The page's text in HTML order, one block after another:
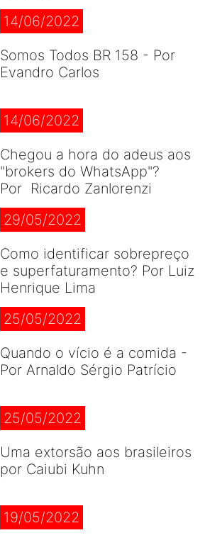
14/06/2022
Somos Todos BR 158 - Por
Evandro Carlos
14/06/2022
Chegou a hora do adeus aos
"brokers do WhatsApp"?
Por Ricardo Zanlorenzi
29/05/2022
Como identificar sobrepreço
e superfaturamento? Por Luiz
Henrique Lima
25/05/2022
Quando o vício é a comida -
Por Arnaldo Sérgio Patrício
25/05/2022
Uma extorsão aos brasileiros
por Caiubi Kuhn
19/05/2022